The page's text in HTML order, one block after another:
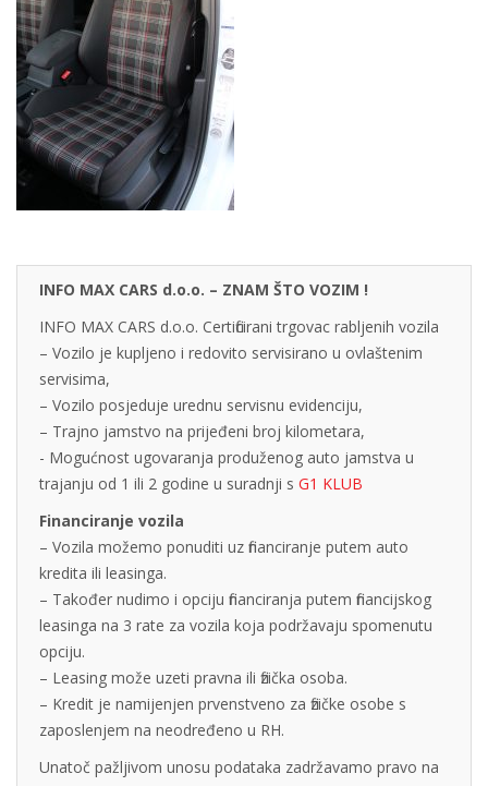
INFO MAX CARS d.o.o. – ZNAM ŠTO VOZIM !
INFO MAX CARS d.o.o. Certificirani trgovac rabljenih vozila
– Vozilo je kupljeno i redovito servisirano u ovlaštenim
servisima,
– Vozilo posjeduje urednu servisnu evidenciju,
– Trajno jamstvo na prijeđeni broj kilometara,
- Mogućnost ugovaranja produženog auto jamstva u
trajanju od 1 ili 2 godine u suradnji s G1 KLUB
Financiranje vozila
– Vozila možemo ponuditi uz financiranje putem auto
kredita ili leasinga.
– Također nudimo i opciju financiranja putem financijskog
leasinga na 3 rate za vozila koja podržavaju spomenutu
opciju.
– Leasing može uzeti pravna ili fizička osoba.
– Kredit je namijenjen prvenstveno za fizičke osobe s
zaposlenjem na neodređeno u RH.
Unatoč pažljivom unosu podataka zadržavamo pravo na